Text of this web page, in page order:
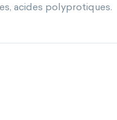
acides polyprotiques.